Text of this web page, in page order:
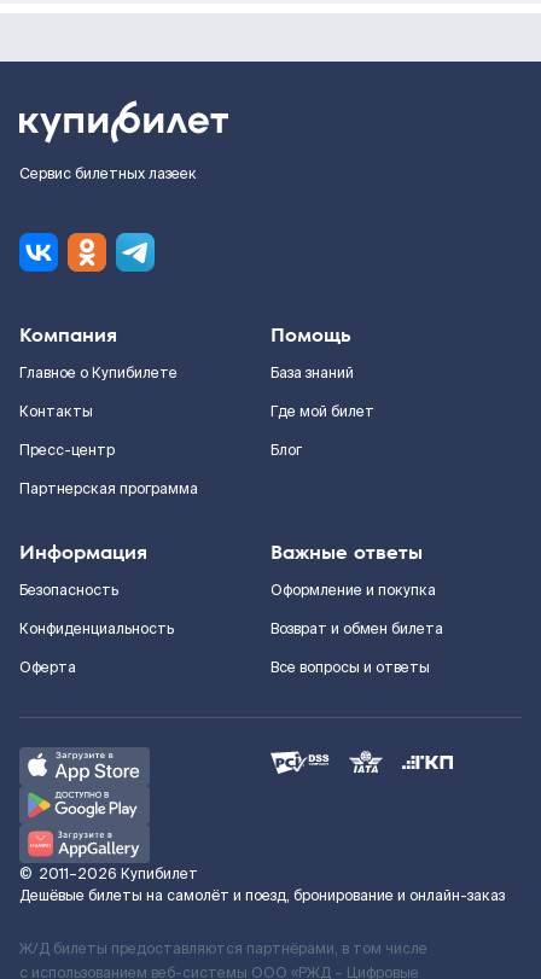
Сервис билетных лазеек
Компания
Главное о Купибилете
Контакты
Пресс-центр
Партнерская программа
Помощь
База знаний
Где мой билет
Блог
Информация
Безопасность
Конфиденциальность
Оферта
Важные ответы
Оформление и покупка
Возврат и обмен билета
Все вопросы и ответы
© 2011–2026 Купибилет
Дешёвые билеты на самолёт и поезд, бронирование и онлайн-заказ
Ж/Д билеты предоставляются партнёрами, в том числе
с использованием веб-системы ООО «РЖД – Цифровые